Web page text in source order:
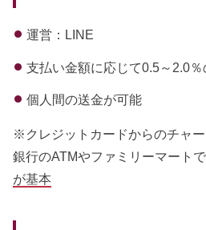
運営：LINE
支払い金額に応じて0.5～2.0％
個人間の送金が可能
※クレジットカードからのチャ
銀行のATMやファミリーマート
が基本